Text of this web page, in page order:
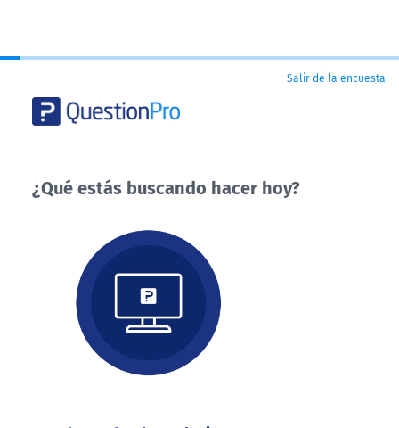
Salir de la encuesta
¿Qué estás buscando hacer hoy?
buscando
hacer